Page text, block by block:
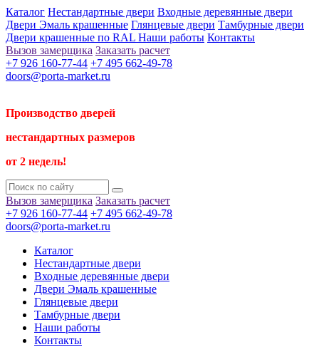
Каталог Нестандартные двери Входные деревянные двери
Двери Эмаль крашенные Глянцевые двери Тамбурные двери
Двери крашенные по RAL Наши работы Контакты
Вызов замерщика Заказать расчет
+7 926 160-77-44 +7 495 662-49-78
doors@porta-market.ru
Производство дверей
нестандартных размеров
от 2 недель!
Вызов замерщика Заказать расчет
+7 926 160-77-44 +7 495 662-49-78
doors@porta-market.ru
Каталог
Нестандартные двери
Входные деревянные двери
Двери Эмаль крашенные
Глянцевые двери
Тамбурные двери
Наши работы
Контакты